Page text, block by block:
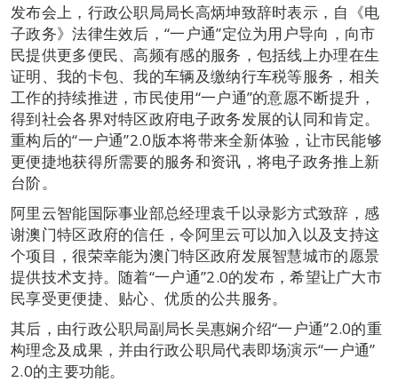
发布会上，行政公职局局长高炳坤致辞时表示，自《电
子政务》法律生效后，“一户通”定位为用户导向，向市
民提供更多便民、高频有感的服务，包括线上办理在生
证明、我的卡包、我的车辆及缴纳行车税等服务，相关
工作的持续推进，市民使用“一户通”的意愿不断提升，
得到社会各界对特区政府电子政务发展的认同和肯定。
重构后的“一户通”2.0版本将带来全新体验，让市民能够
更便捷地获得所需要的服务和资讯，将电子政务推上新
台阶。
阿里云智能国际事业部总经理袁千以录影方式致辞，感
谢澳门特区政府的信任，令阿里云可以加入以及支持这
个项目，很荣幸能为澳门特区政府发展智慧城市的愿景
提供技术支持。随着“一户通”2.0的发布，希望让广大市
民享受更便捷、贴心、优质的公共服务。
其后，由行政公职局副局长吴惠娴介绍“一户通”2.0的重
构理念及成果，并由行政公职局代表即场演示“一户通”
2.0的主要功能。